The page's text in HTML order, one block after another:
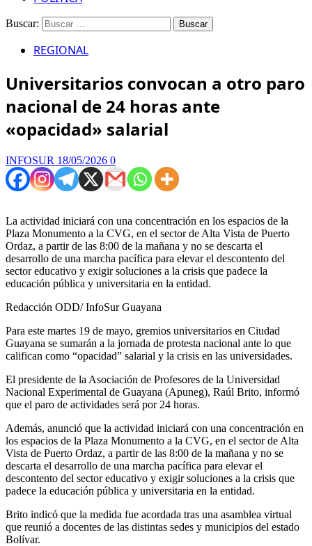
Buscar:
REGIONAL
Universitarios convocan a otro paro
nacional de 24 horas ante
«opacidad» salarial
INFOSUR 18/05/2026 0
La actividad iniciará con una concentración en los espacios de la
Plaza Monumento a la CVG, en el sector de Alta Vista de Puerto
Ordaz, a partir de las 8:00 de la mañana y no se descarta el
desarrollo de una marcha pacífica para elevar el descontento del
sector educativo y exigir soluciones a la crisis que padece la
educación pública y universitaria en la entidad.
Redacción ODD/ InfoSur Guayana
Para este martes 19 de mayo, gremios universitarios en Ciudad
Guayana se sumarán a la jornada de protesta nacional ante lo que
califican como “opacidad” salarial y la crisis en las universidades.
El presidente de la Asociación de Profesores de la Universidad
Nacional Experimental de Guayana (Apuneg), Raúl Brito, informó
que el paro de actividades será por 24 horas.
Además, anunció que la actividad iniciará con una concentración en
los espacios de la Plaza Monumento a la CVG, en el sector de Alta
Vista de Puerto Ordaz, a partir de las 8:00 de la mañana y no se
descarta el desarrollo de una marcha pacífica para elevar el
descontento del sector educativo y exigir soluciones a la crisis que
padece la educación pública y universitaria en la entidad.
Brito indicó que la medida fue acordada tras una asamblea virtual
que reunió a docentes de las distintas sedes y municipios del estado
Bolívar.